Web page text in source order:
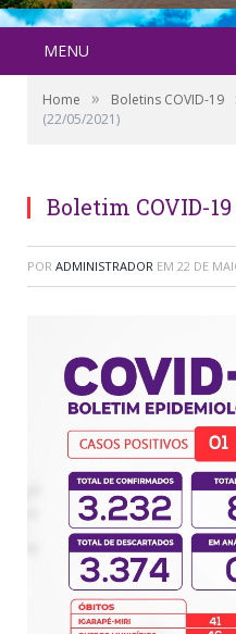
MENU
Home » Boletins COVID-19
(22/05/2021)
Boletim COVID-19
POR ADMINISTRADOR EM 22 DE